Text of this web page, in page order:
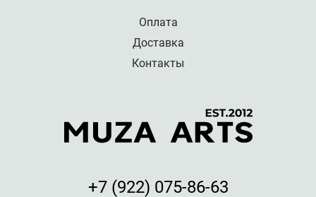
Оплата
Доставка
Контакты
+7 (922) 075-86-63